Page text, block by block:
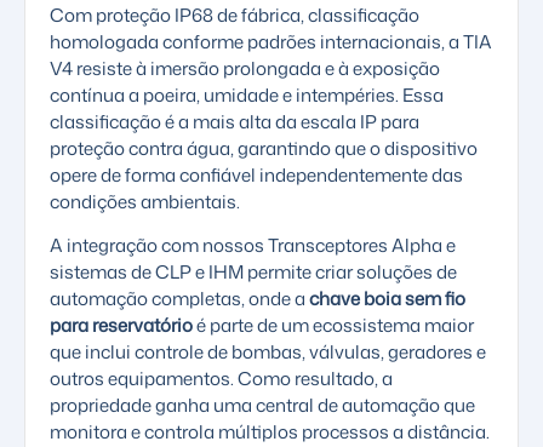
Com proteçãoIP68de fábrica, classificação
homologada conforme padrões internacionais, a TIA
V4 resiste à imersão prolongada e à exposição
contínua a poeira, umidade e intempéries. Essa
classificação é a mais alta da escala IP para
proteção contra água, garantindo que o dispositivo
opere de forma confiável independentemente das
condições ambientais.
A integração com nossosTransceptores Alpha e
sistemas de CLP e IHMpermite criar soluções de
automação completas, onde achave boia sem fio
para reservatórioé parte de um ecossistema maior
que inclui controle de bombas, válvulas, geradores e
outros equipamentos. Como resultado, a
propriedade ganha uma central de automação que
monitora e controla múltiplos processos a distância.